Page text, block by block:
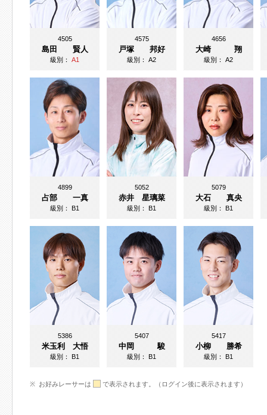
4505
島田 賢人
級別：A1
4575
戸塚 邦好
級別：A2
4656
大崎 翔
級別：A2
4899
占部 一真
級別：B1
5052
赤井 星璃菜
級別：B1
5079
大石 真央
級別：B1
5386
米玉利 大悟
級別：B1
5407
中岡 駿
級別：B1
5417
小柳 勝希
級別：B1
お好みレーサーは で表示されます。（ログイン後に表示されます）